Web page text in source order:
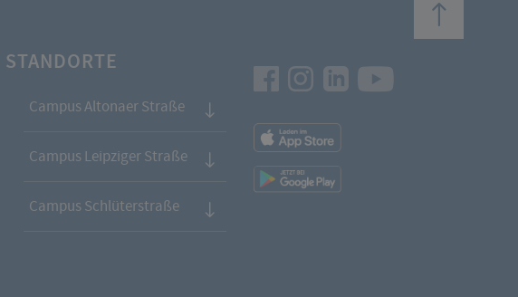
STANDORTE
Campus Altonaer Straße
Campus Leipziger Straße
Campus Schlüterstraße
FacebookInstagramLinkedIn